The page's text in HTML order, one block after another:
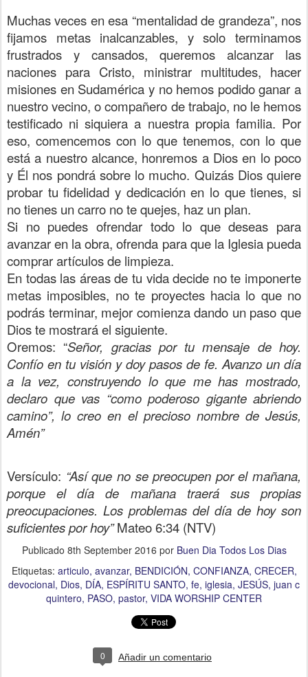
Muchas veces en esa “mentalidad de grandeza”, nos
fijamos metas inalcanzables, y solo terminamos
frustrados y cansados, queremos alcanzar las
naciones para Cristo, ministrar multitudes, hacer
misiones en Sudamérica y no hemos podido ganar a
nuestro vecino, o compañero de trabajo, no le hemos
testificado ni siquiera a nuestra propia familia. Por
eso, comencemos con lo que tenemos, con lo que
está a nuestro alcance, honremos a Dios en lo poco
y Él nos pondrá sobre lo mucho. Quizás Dios quiere
probar tu fidelidad y dedicación en lo que tienes, si
no tienes un carro no te quejes, haz un plan.
Si no puedes ofrendar todo lo que deseas para
avanzar en la obra, ofrenda para que la Iglesia pueda
comprar artículos de limpieza.
En todas las áreas de tu vida decide no te imponerte
metas imposibles, no te proyectes hacia lo que no
podrás terminar, mejor comienza dando un paso que
Dios te mostrará el siguiente.
Oremos: “Señor, gracias por tu mensaje de hoy.
Confío en tu visión y doy pasos de fe. Avanzo un día
a la vez, construyendo lo que me has mostrado,
declaro que vas “como poderoso gigante abriendo
camino”, lo creo en el precioso nombre de Jesús,
Amén”
Versículo: “Así que no se preocupen por el mañana,
porque el día de mañana traerá sus propias
preocupaciones. Los problemas del día de hoy son
suficientes por hoy”Mateo 6:34 (NTV)
Publicado 8th September 2016 por Buen Dia Todos Los Dias
Etiquetas: articulo avanzar BENDICIÓN CONFIANZA CRECER
devocional Dios DÍA ESPÍRITU SANTO fe iglesia JESÚS juan c
quintero PASO pastor VIDA WORSHIP CENTER
0 Añadir un comentario